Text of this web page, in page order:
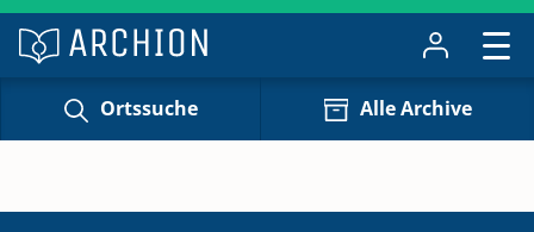
Ortssuche Alle Archive